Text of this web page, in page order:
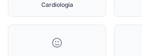
Cardiologia